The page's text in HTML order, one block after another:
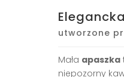
utworzone
Mała apaszka
niepozorny